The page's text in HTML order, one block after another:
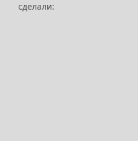
сделали: